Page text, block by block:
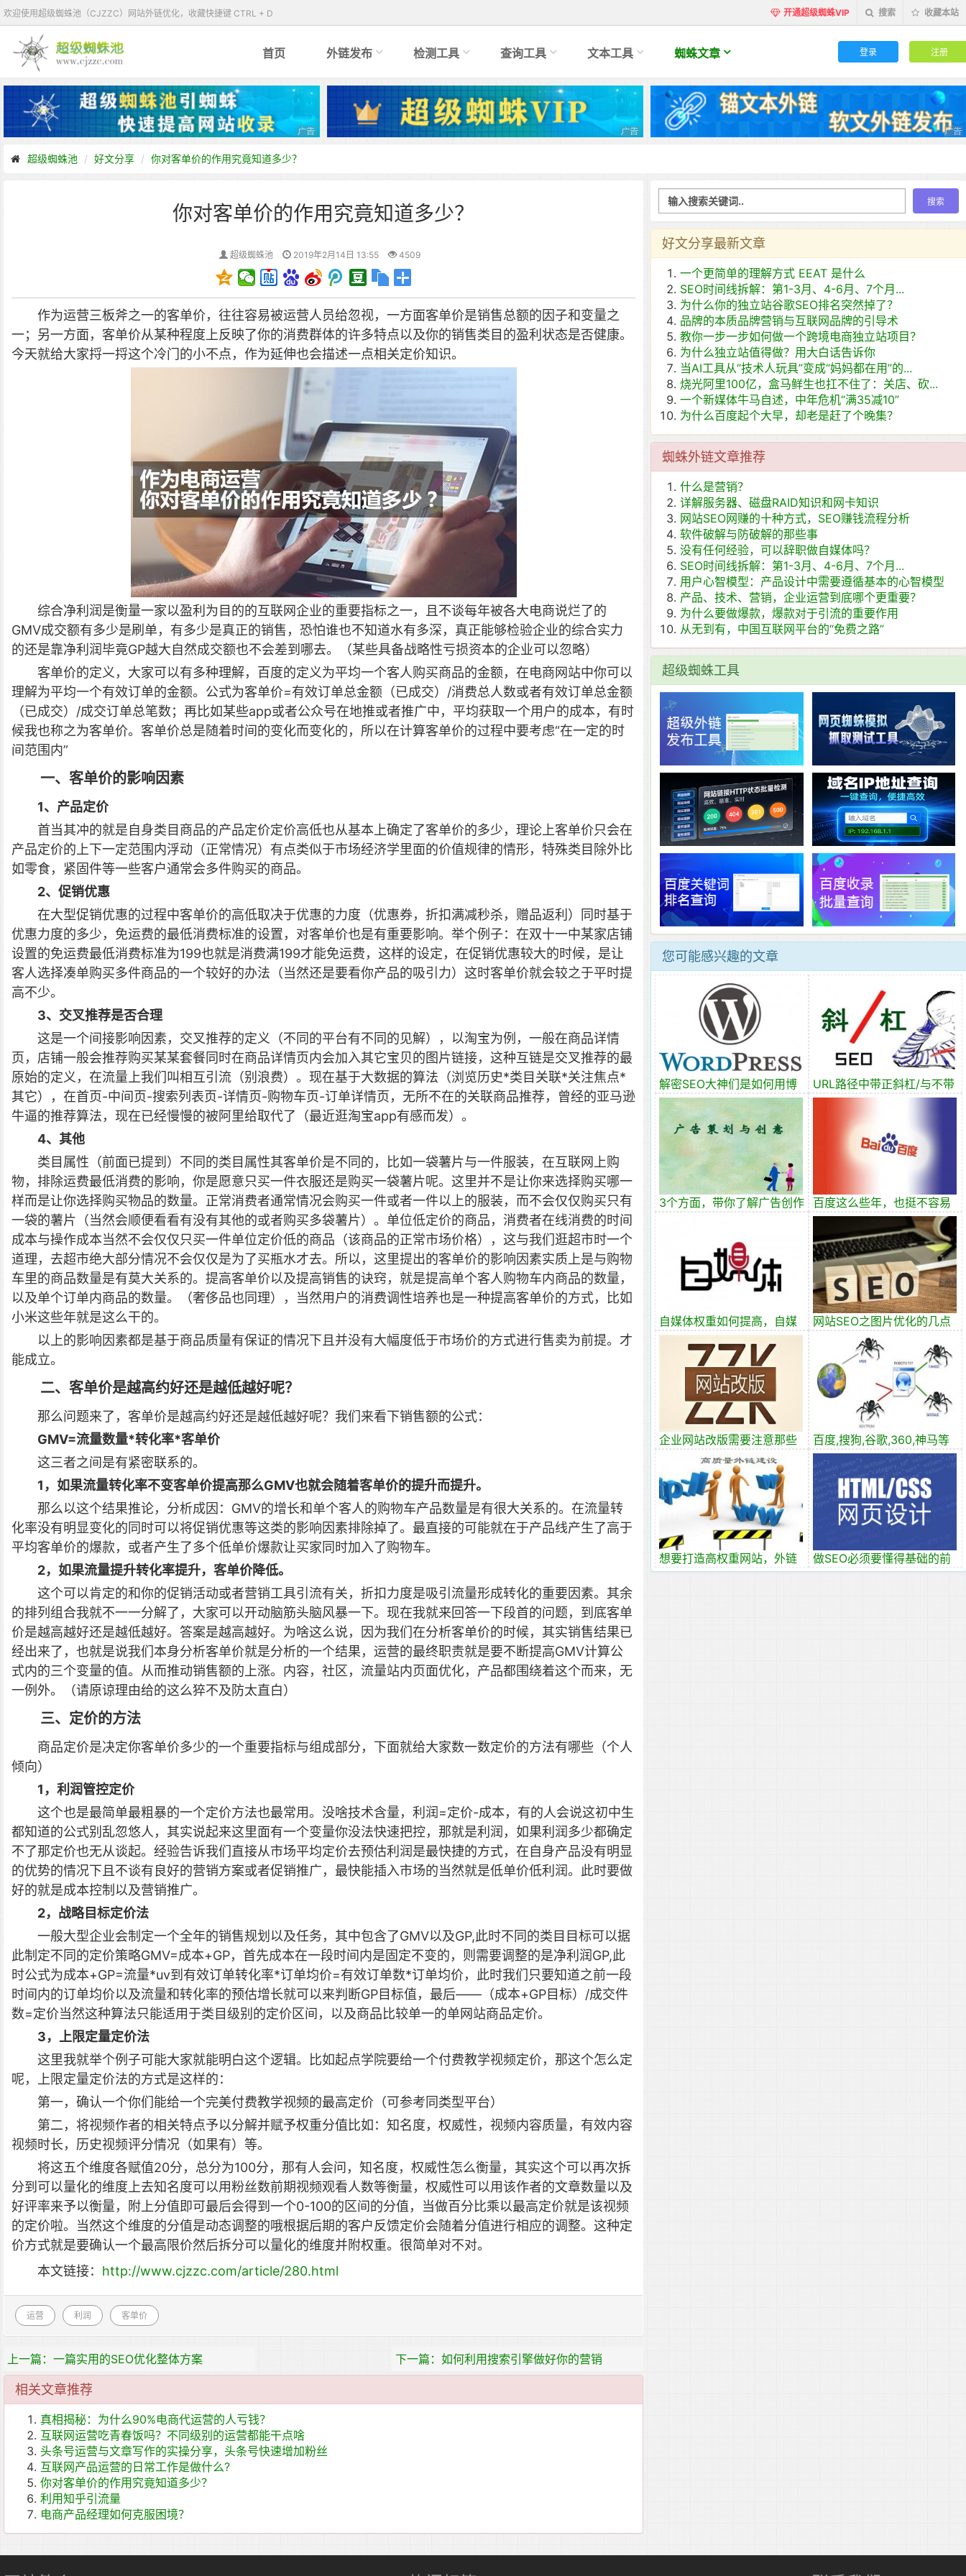
欢迎使用超级蜘蛛池（CJZZC）网站外链优化，收藏快捷键 CTRL + D 开通超级蜘蛛VIP 搜索 收藏本站
首页 外链发布 检测工具 查询工具 文本工具 蜘蛛文章 登录 注册
超级蜘蛛池 好文分享 你对客单价的作用究竟知道多少？
你对客单价的作用究竟知道多少？
超级蜘蛛池 2019年2月14日 13:55 4509
作为运营三板斧之一的客单价，往往容易被运营人员给忽视，一方面客单价是销售总额的因子和变量之
一；另一方面，客单价从某种程度上反映了你的消费群体的许多特点以及你的销售类目的盈利状态是否健康。
今天就给大家捋一捋这个冷门的小不点，作为延伸也会描述一点相关定价知识。
综合净利润是衡量一家以盈利为目的的互联网企业的重要指标之一，且不谈每年被各大电商说烂了的
GMV成交额有多少是刷单，有多少是真正的销售，恐怕谁也不知道水有多深，真正能够检验企业的综合实力
的还是靠净利润毕竟GP越大自然成交额也不会差到哪去。（某些具备战略性亏损资本的企业可以忽略）
客单价的定义，大家可以有多种理解，百度的定义为平均一个客人购买商品的金额，在电商网站中你可以
理解为平均一个有效订单的金额。公式为客单价=有效订单总金额（已成交）/消费总人数或者有效订单总金额
（已成交）/成交订单总笔数；再比如某些app或者公众号在地推或者推广中，平均获取一个用户的成本，有时
候我也称之为客单价。客单价总是随着时间的变化而变化的，所以在计算客单价的过程中要考虑“在一定的时
间范围内”
一、客单价的影响因素
1、产品定价
首当其冲的就是自身类目商品的产品定价定价高低也从基本上确定了客单价的多少，理论上客单价只会在
产品定价的上下一定范围内浮动（正常情况）有点类似于市场经济学里面的价值规律的情形，特殊类目除外比
如零食，紧固件等一些客户通常会多件购买的商品。
2、促销优惠
在大型促销优惠的过程中客单价的高低取决于优惠的力度（优惠券，折扣满减秒杀，赠品返利）同时基于
优惠力度的多少，免运费的最低消费标准的设置，对客单价也是有重要影响。举个例子：在双十一中某家店铺
设置的免运费最低消费标准为199也就是消费满199才能免运费，这样的设定，在促销优惠较大的时候，是让
客人选择凑单购买多件商品的一个较好的办法（当然还是要看你产品的吸引力）这时客单价就会较之于平时提
高不少。
3、交叉推荐是否合理
这是一个间接影响因素，交叉推荐的定义（不同的平台有不同的见解），以淘宝为例，一般在商品详情
页，店铺一般会推荐购买某某套餐同时在商品详情页内会加入其它宝贝的图片链接，这种互链是交叉推荐的最
原始的定义，在流量上我们叫相互引流（别浪费）。现在基于大数据的算法（浏览历史*类目关联*关注焦点*
其它），在首页-中间页-搜索列表页-详情页-购物车页-订单详情页，无所不在的关联商品推荐，曾经的亚马逊
牛逼的推荐算法，现在已经慢慢的被阿里给取代了（最近逛淘宝app有感而发）。
4、其他
类目属性（前面已提到）不同的类目属性其客单价是不同的，比如一袋薯片与一件服装，在互联网上购
物，排除运费最低消费的影响，你是愿意只买一件衣服还是购买一袋薯片呢。这里并不是让你来选择购买哪一
样而是让你选择购买物品的数量。正常消费者通常情况会购买一件或者一件以上的服装，而不会仅仅购买只有
一袋的薯片（当然会顺便看看有没有其他的或者购买多袋薯片）。单位低定价的商品，消费者在线消费的时间
成本与操作成本当然不会仅仅只买一件单位定价低的商品（该商品的正常市场价格），这与我们逛超市时一个
道理，去超市绝大部分情况不会仅仅是为了买瓶水才去。所以，这里提出的客单价的影响因素实质上是与购物
车里的商品数量是有莫大关系的。提高客单价以及提高销售的诀窍，就是提高单个客人购物车内商品的数量，
以及单个订单内商品的数量。（奢侈品也同理），当然用户的消费调性培养也是一种提高客单价的方式，比如
小米这些年就是这么干的。
以上的影响因素都是基于商品质量有保证的情况下且并没有大幅度低于市场价的方式进行售卖为前提。才
能成立。
二、客单价是越高约好还是越低越好呢？
那么问题来了，客单价是越高约好还是越低越好呢？我们来看下销售额的公式：
GMV=流量数量*转化率*客单价
这三者之间是有紧密联系的。
1，如果流量转化率不变客单价提高那么GMV也就会随着客单价的提升而提升。
那么以这个结果推论，分析成因：GMV的增长和单个客人的购物车产品数量是有很大关系的。在流量转
化率没有明显变化的同时可以将促销优惠等这类的影响因素排除掉了。最直接的可能就在于产品线产生了高于
平均客单价的爆款，或者产生了多个低单价爆款让买家同时加入了购物车。
2，如果流量提升转化率提升，客单价降低。
这个可以肯定的和你的促销活动或者营销工具引流有关，折扣力度是吸引流量形成转化的重要因素。其余
的排列组合我就不一一分解了，大家可以开动脑筋头脑风暴一下。现在我就来回答一下段首的问题，到底客单
价是越高越好还是越低越好。答案是越高越好。为啥这么说，因为我们在分析客单价的时候，其实销售结果已
经出来了，也就是说我们本身分析客单价就是分析的一个结果，运营的最终职责就是要不断提高GMV计算公
式内的三个变量的值。从而推动销售额的上涨。内容，社区，流量站内页面优化，产品都围绕着这个而来，无
一例外。（请原谅理由给的这么猝不及防太直白）
三、定价的方法
商品定价是决定你客单价多少的一个重要指标与组成部分，下面就给大家数一数定价的方法有哪些（个人
倾向）
1，利润管控定价
这个也是最简单最粗暴的一个定价方法也最常用。没啥技术含量，利润=定价-成本，有的人会说这初中生
都知道的公式别乱忽悠人，其实说起来这里面有一个变量你没法快速把控，那就是利润，如果利润多少都确定
不了那定价也无从谈起。经验告诉我们直接从市场平均定价去预估利润是最快捷的方式，在自身产品没有明显
的优势的情况下且不谈有良好的营销方案或者促销推广，最快能插入市场的当然就是低单价低利润。此时要做
好的就是成本控制以及营销推广。
2，战略目标定价法
一般大型企业会制定一个全年的销售规划以及任务，其中包含了GMV以及GP,此时不同的类目目标可以据
此制定不同的定价策略GMV=成本+GP，首先成本在一段时间内是固定不变的，则需要调整的是净利润GP,此
时公式为成本+GP=流量*uv到有效订单转化率*订单均价=有效订单数*订单均价，此时我们只要知道之前一段
时间内的订单均价以及流量和转化率的预估增长就可以来判断GP目标值，最后——（成本+GP目标）/成交件
数=定价当然这种算法只能适用于类目级别的定价区间，以及商品比较单一的单网站商品定价。
3，上限定量定价法
这里我就举个例子可能大家就能明白这个逻辑。比如起点学院要给一个付费教学视频定价，那这个怎么定
呢，上限定量定价法的方式是这样的：
第一，确认一个你们能给一个完美付费教学视频的最高定价（可参考同类型平台）
第二，将视频作者的相关特点予以分解并赋予权重分值比如：知名度，权威性，视频内容质量，有效内容
视频时长，历史视频评分情况（如果有）等。
将这五个维度各赋值20分，总分为100分，那有人会问，知名度，权威性怎么衡量，其实这个可以再次拆
分到可以量化的维度上去知名度可以用粉丝数前期视频观看人数等衡量，权威性可以用该作者的文章数量以及
好评率来予以衡量，附上分值即可最后会得到一个0-100的区间的分值，当做百分比乘以最高定价就是该视频
的定价啦。当然这个维度的分值是动态调整的哦根据后期的客户反馈定价会随着分值进行相应的调整。这种定
价方式就是要确认一个最高限价然后拆分可以量化的维度并附权重。很简单对不对。
本文链接： http://www.cjzzc.com/article/280.html
运营 利润 客单价
上一篇：一篇实用的SEO优化整体方案 下一篇：如何利用搜索引擎做好你的营销
相关文章推荐
真相揭秘：为什么90%电商代运营的人亏钱？
互联网运营吃青春饭吗？不同级别的运营都能干点啥
头条号运营与文章写作的实操分享，头条号快速增加粉丝
互联网产品运营的日常工作是做什么?
你对客单价的作用究竟知道多少？
利用知乎引流量
电商产品经理如何克服困境？
好文分享最新文章
一个更简单的理解方式 EEAT 是什么
SEO时间线拆解：第1-3月、4-6月、7个月...
为什么你的独立站谷歌SEO排名突然掉了？
品牌的本质品牌营销与互联网品牌的引导术
教你一步一步如何做一个跨境电商独立站项目？
为什么独立站值得做？用大白话告诉你
当AI工具从“技术人玩具”变成“妈妈都在用”的...
烧光阿里100亿，盒马鲜生也扛不住了：关店、砍...
一个新媒体牛马自述，中年危机“满35减10”
为什么百度起个大早，却老是赶了个晚集？
蜘蛛外链文章推荐
什么是营销？
详解服务器、磁盘RAID知识和网卡知识
网站SEO网赚的十种方式，SEO赚钱流程分析
软件破解与防破解的那些事
没有任何经验，可以辞职做自媒体吗？
SEO时间线拆解：第1-3月、4-6月、7个月...
用户心智模型：产品设计中需要遵循基本的心智模型
产品、技术、营销，企业运营到底哪个更重要？
为什么要做爆款，爆款对于引流的重要作用
从无到有，中国互联网平台的“免费之路”
超级蜘蛛工具
您可能感兴趣的文章
解密SEO大神们是如何用博
客网站进行盈利的
URL路径中带正斜杠/与不带
的区别
3个方面，带你了解广告创作
百度这么些年，也挺不容易
的！
自媒体权重如何提高，自媒
体怎么运营？
网站SEO之图片优化的几点
企业网站改版需要注意那些
百度,搜狗,谷歌,360,神马等
蜘蛛IP段大全
想要打造高权重网站，外链
应该怎么发？
做SEO必须要懂得基础的前
端代码知识